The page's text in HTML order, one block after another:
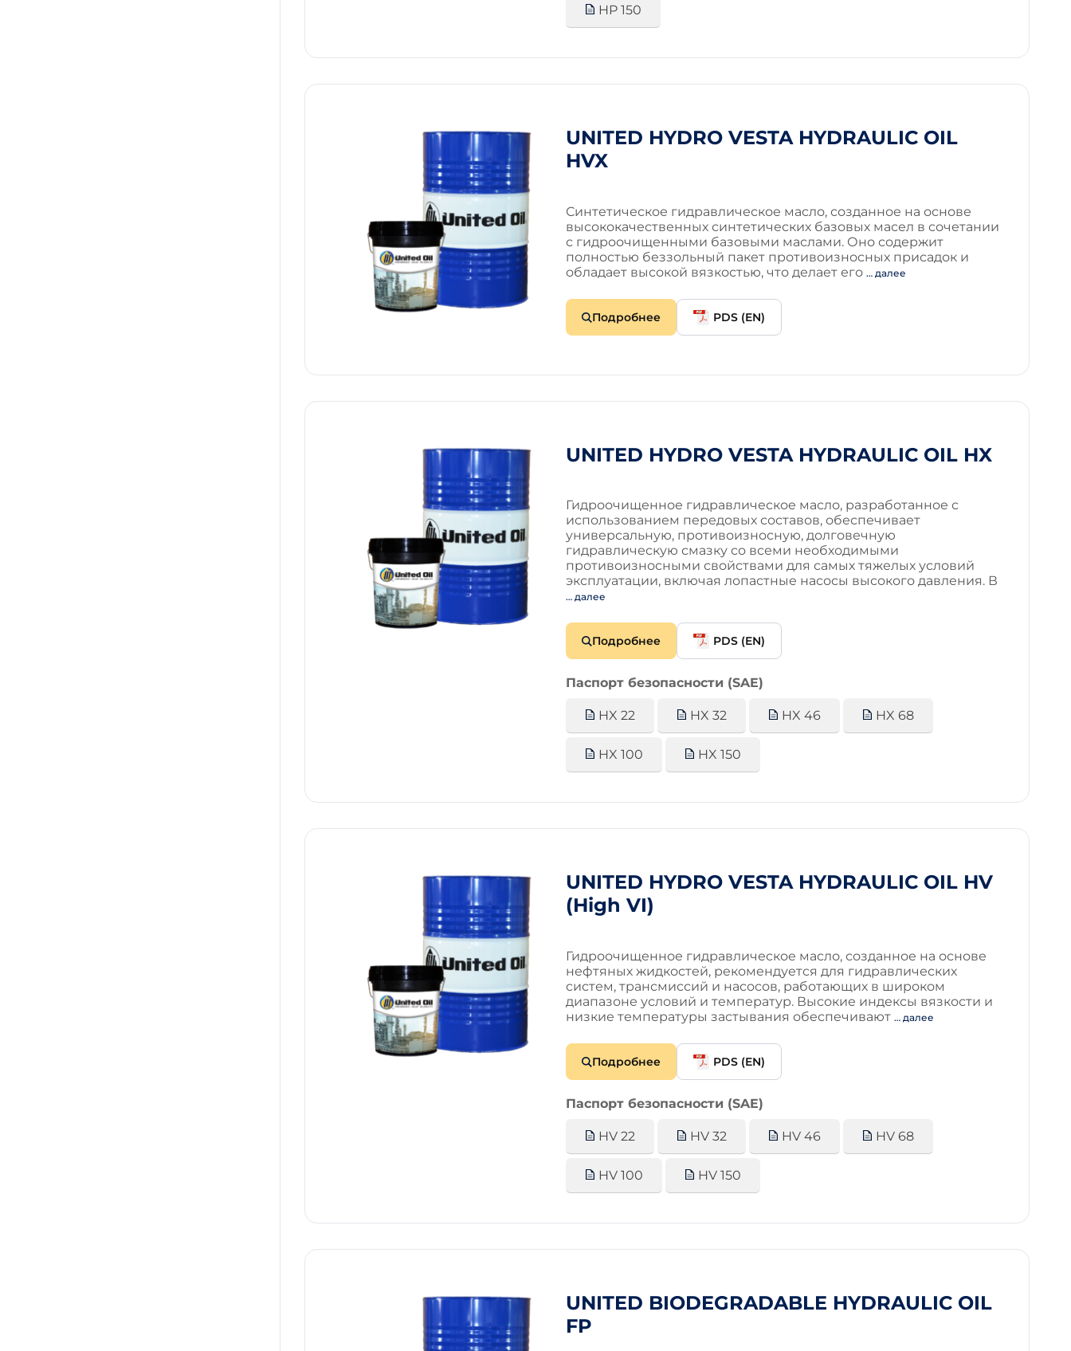
HP 150
UNITED HYDRO VESTA HYDRAULIC OIL
HVX
Синтетическое гидравлическое масло, созданное на основе
высококачественных синтетических базовых масел в сочетании
с гидроочищенными базовыми маслами. Оно содержит
полностью беззольный пакет противоизносных присадок и
обладает высокой вязкостью, что делает его… далее
Подробнее PDS (EN)
UNITED HYDRO VESTA HYDRAULIC OIL HX
Гидроочищенное гидравлическое масло, разработанное с
использованием передовых составов, обеспечивает
универсальную, противоизносную, долговечную
гидравлическую смазку со всеми необходимыми
противоизносными свойствами для самых тяжелых условий
эксплуатации, включая лопастные насосы высокого давления. В
… далее
Подробнее PDS (EN)
Паспорт безопасности (SAE)
HX 22 HX 32 HX 46 HX 68
HX 100 HX 150
UNITED HYDRO VESTA HYDRAULIC OIL HV
(High VI)
Гидроочищенное гидравлическое масло, созданное на основе
нефтяных жидкостей, рекомендуется для гидравлических
систем, трансмиссий и насосов, работающих в широком
диапазоне условий и температур. Высокие индексы вязкости и
низкие температуры застывания обеспечивают… далее
Подробнее PDS (EN)
Паспорт безопасности (SAE)
HV 22 HV 32 HV 46 HV 68
HV 100 HV 150
UNITED BIODEGRADABLE HYDRAULIC OIL
FP